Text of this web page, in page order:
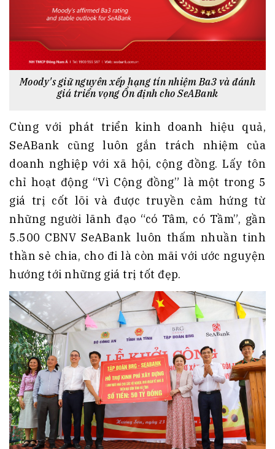
Moody's giữ nguyên xếp hạng tín nhiệm Ba3 và đánh
giá triển vọng Ổn định cho SeABank
Cùng với phát triển kinh doanh hiệu quả,
SeABank cũng luôn gắn trách nhiệm của
doanh nghiệp với xã hội, cộng đồng. Lấy tôn
chỉ hoạt động “Vì Cộng đồng” là một trong 5
giá trị cốt lõi và được truyền cảm hứng từ
những người lãnh đạo “có Tâm, có Tầm”, gần
5.500 CBNV SeABank luôn thấm nhuần tinh
thần sẻ chia, cho đi là còn mãi với ước nguyện
hướng tới những giá trị tốt đẹp.